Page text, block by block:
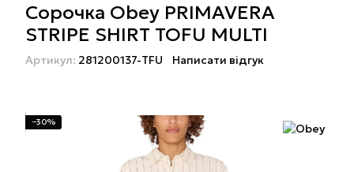
Сорочка Obey PRIMAVERA
STRIPE SHIRT TOFU MULTI
Артикул: 281200137-TFU Написати відгук
−30%